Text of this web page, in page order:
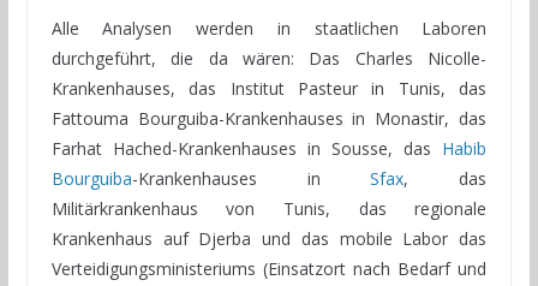
Alle Analysen werden in staatlichen Laboren
durchgeführt, die da wären: Das Charles Nicolle-
Krankenhauses, das Institut Pasteur in Tunis, das
Fattouma Bourguiba-Krankenhauses in Monastir, das
Farhat Hached-Krankenhauses in Sousse, das Habib
Bourguiba-Krankenhauses inSfax, das
Militärkrankenhaus von Tunis, das regionale
Krankenhaus auf Djerba und das mobile Labor das
Verteidigungsministeriums (Einsatzort nach Bedarf und